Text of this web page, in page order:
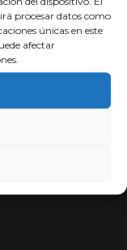
procesar datos como
únicas en este
afectar
de 30 años
soluciones.